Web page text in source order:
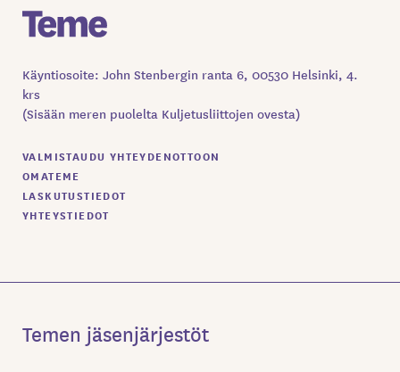
Käyntiosoite: John Stenbergin ranta 6, 00530 Helsinki, 4.
krs
(Sisään meren puolelta Kuljetusliittojen ovesta)
VALMISTAUDU YHTEYDENOTTOON
OMATEME
LASKUTUSTIEDOT
YHTEYSTIEDOT
Temen jäsenjärjestöt